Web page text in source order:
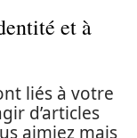
et à
liés à votre
d’articles
aimiez mais